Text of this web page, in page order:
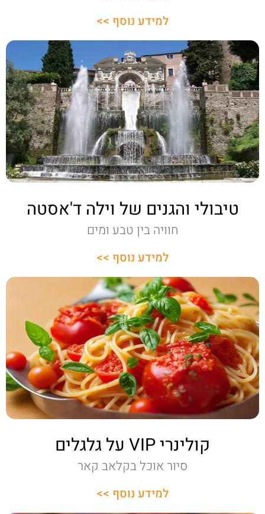
למידע נוסף >>
טיבולי והגנים של וילה ד'אסטה
חוויה בין טבע ומים
למידע נוסף >>
קולינרי VIP על גלגלים
סיור אוכל בקלאב קאר
למידע נוסף >>